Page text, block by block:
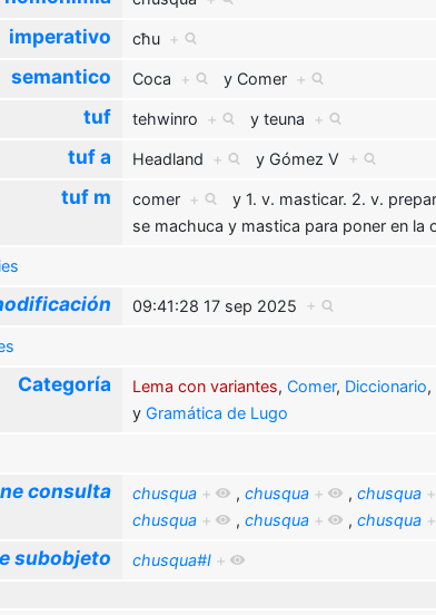
imperativo cħu +
semantico Coca + y Comer +
tuf tehwinro + y teuna +
tuf a Headland + y Gómez V +
tuf m comer + y 1. v. masticar. 2. v.
se machuca y mastica para poner en la
09:41:28 17 sep 2025 +
Categoría Lema con variantes, Comer, Diccionario,
y Gramática de Lugo
consulta chusqua + , chusqua + , chusqua +
chusqua + , chusqua + , chusqua +
subobjeto chusqua#I +